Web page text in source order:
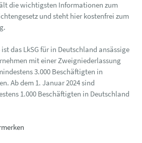
die wichtigsten Informationen zum
und steht hier kostenfrei zum
das LkSG für in Deutschland ansässige
mit einer Zweigniederlassung
3.000 Beschäftigten in
Ab dem 1. Januar 2024 sind
1.000 Beschäftigten in Deutschland